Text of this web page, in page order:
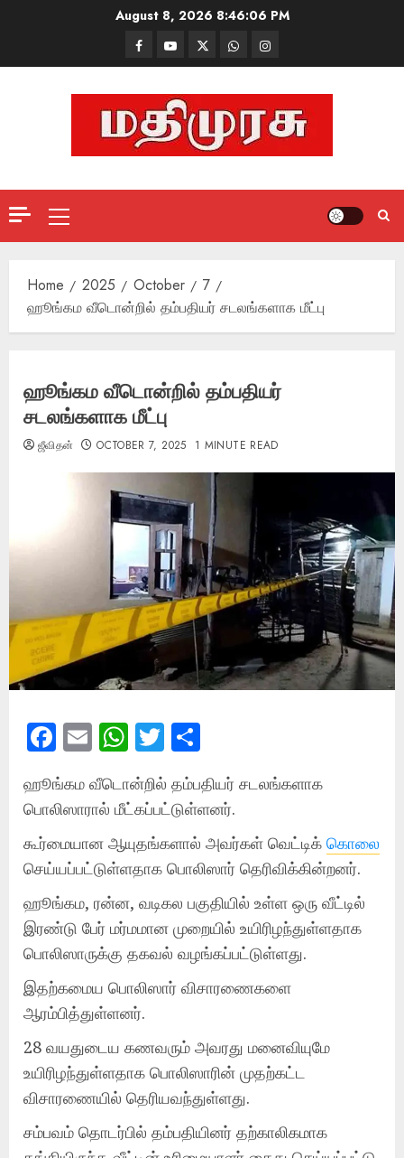
August 8, 2026 8:46:07 PM
FacebookMathemurasu
TV
TwitterWhatsAppInstagram
Primary
Menu
Home 2025 October
7
ஹூங்கம வீடொன்றில் தம்பதியர் சடலங்களாக மீட்பு
ஹூங்கம வீடொன்றில் தம்பதியர்
சடலங்களாக மீட்பு
ஜீவிதன் OCTOBER 7, 2025 1 MINUTE READ
Facebook
EmailWhatsApp
Twitter
ஹூங்கம வீடொன்றில் தம்பதியர் சடலங்களாக
பொலிஸாரால் மீட்கப்பட்டுள்ளனர்.
கூர்மையான ஆயுதங்களால் அவர்கள் வெட்டிக் கொலை
செய்யப்பட்டுள்ளதாக பொலிஸார் தெரிவிக்கின்றனர்.
ஹூங்கம, ரன்ன, வடிகல பகுதியில் உள்ள ஒரு வீட்டில்
இரண்டு பேர் மர்மமான முறையில் உயிரிழந்துள்ளதாக
பொலிஸாருக்கு தகவல் வழங்கப்பட்டுள்ளது.
இதற்கமைய பொலிஸார் விசாரணைகளை
ஆரம்பித்துள்ளனர்.
28 வயதுடைய கணவரும் அவரது மனைவியுமே
உயிரிழந்துள்ளதாக பொலிஸாரின் முதற்கட்ட
விசாரணையில் தெரியவந்துள்ளது.
சம்பவம் தொடர்பில் தம்பதியினர் தற்காலிகமாக